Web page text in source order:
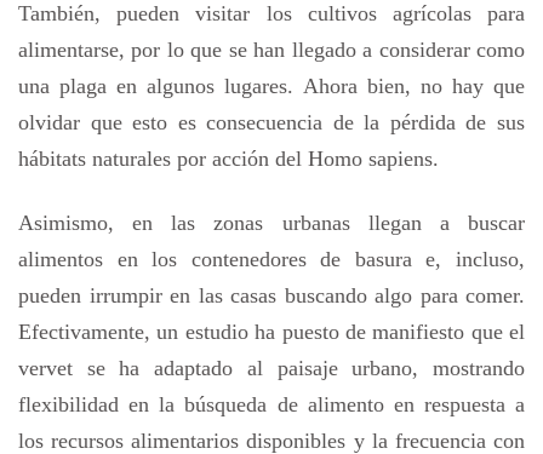
También, pueden visitar los cultivos agrícolas para
alimentarse, por lo que se han llegado a considerar como
una plaga en algunos lugares. Ahora bien, no hay que
olvidar que esto es consecuencia de la pérdida de sus
hábitats naturales por acción del Homo sapiens.
Asimismo, en las zonas urbanas llegan a buscar
alimentos en los contenedores de basura e, incluso,
pueden irrumpir en las casas buscando algo para comer.
Efectivamente, un estudio ha puesto de manifiesto que el
vervet se ha adaptado al paisaje urbano, mostrando
flexibilidad en la búsqueda de alimento en respuesta a
los recursos alimentarios disponibles y la frecuencia con